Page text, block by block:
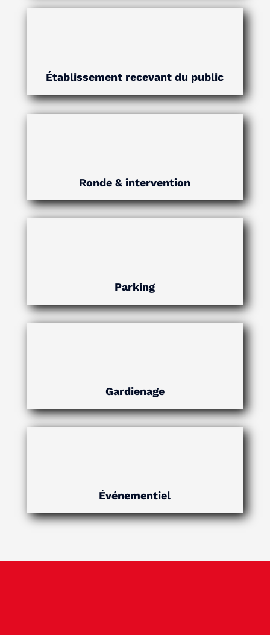
Établissement recevant du public
Ronde & intervention
Parking
Gardienage
Événementiel